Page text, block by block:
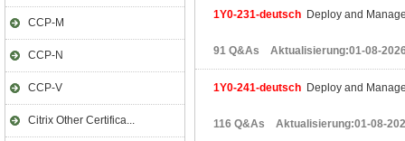
CCP-M
CCP-N
CCP-V
Citrix Other Certifica...
1Y0-231-deutsch Deploy and
91 Q&As Aktualisierung:01-08-
1Y0-241-deutsch Deploy and
116 Q&As Aktualisierung:01-08-